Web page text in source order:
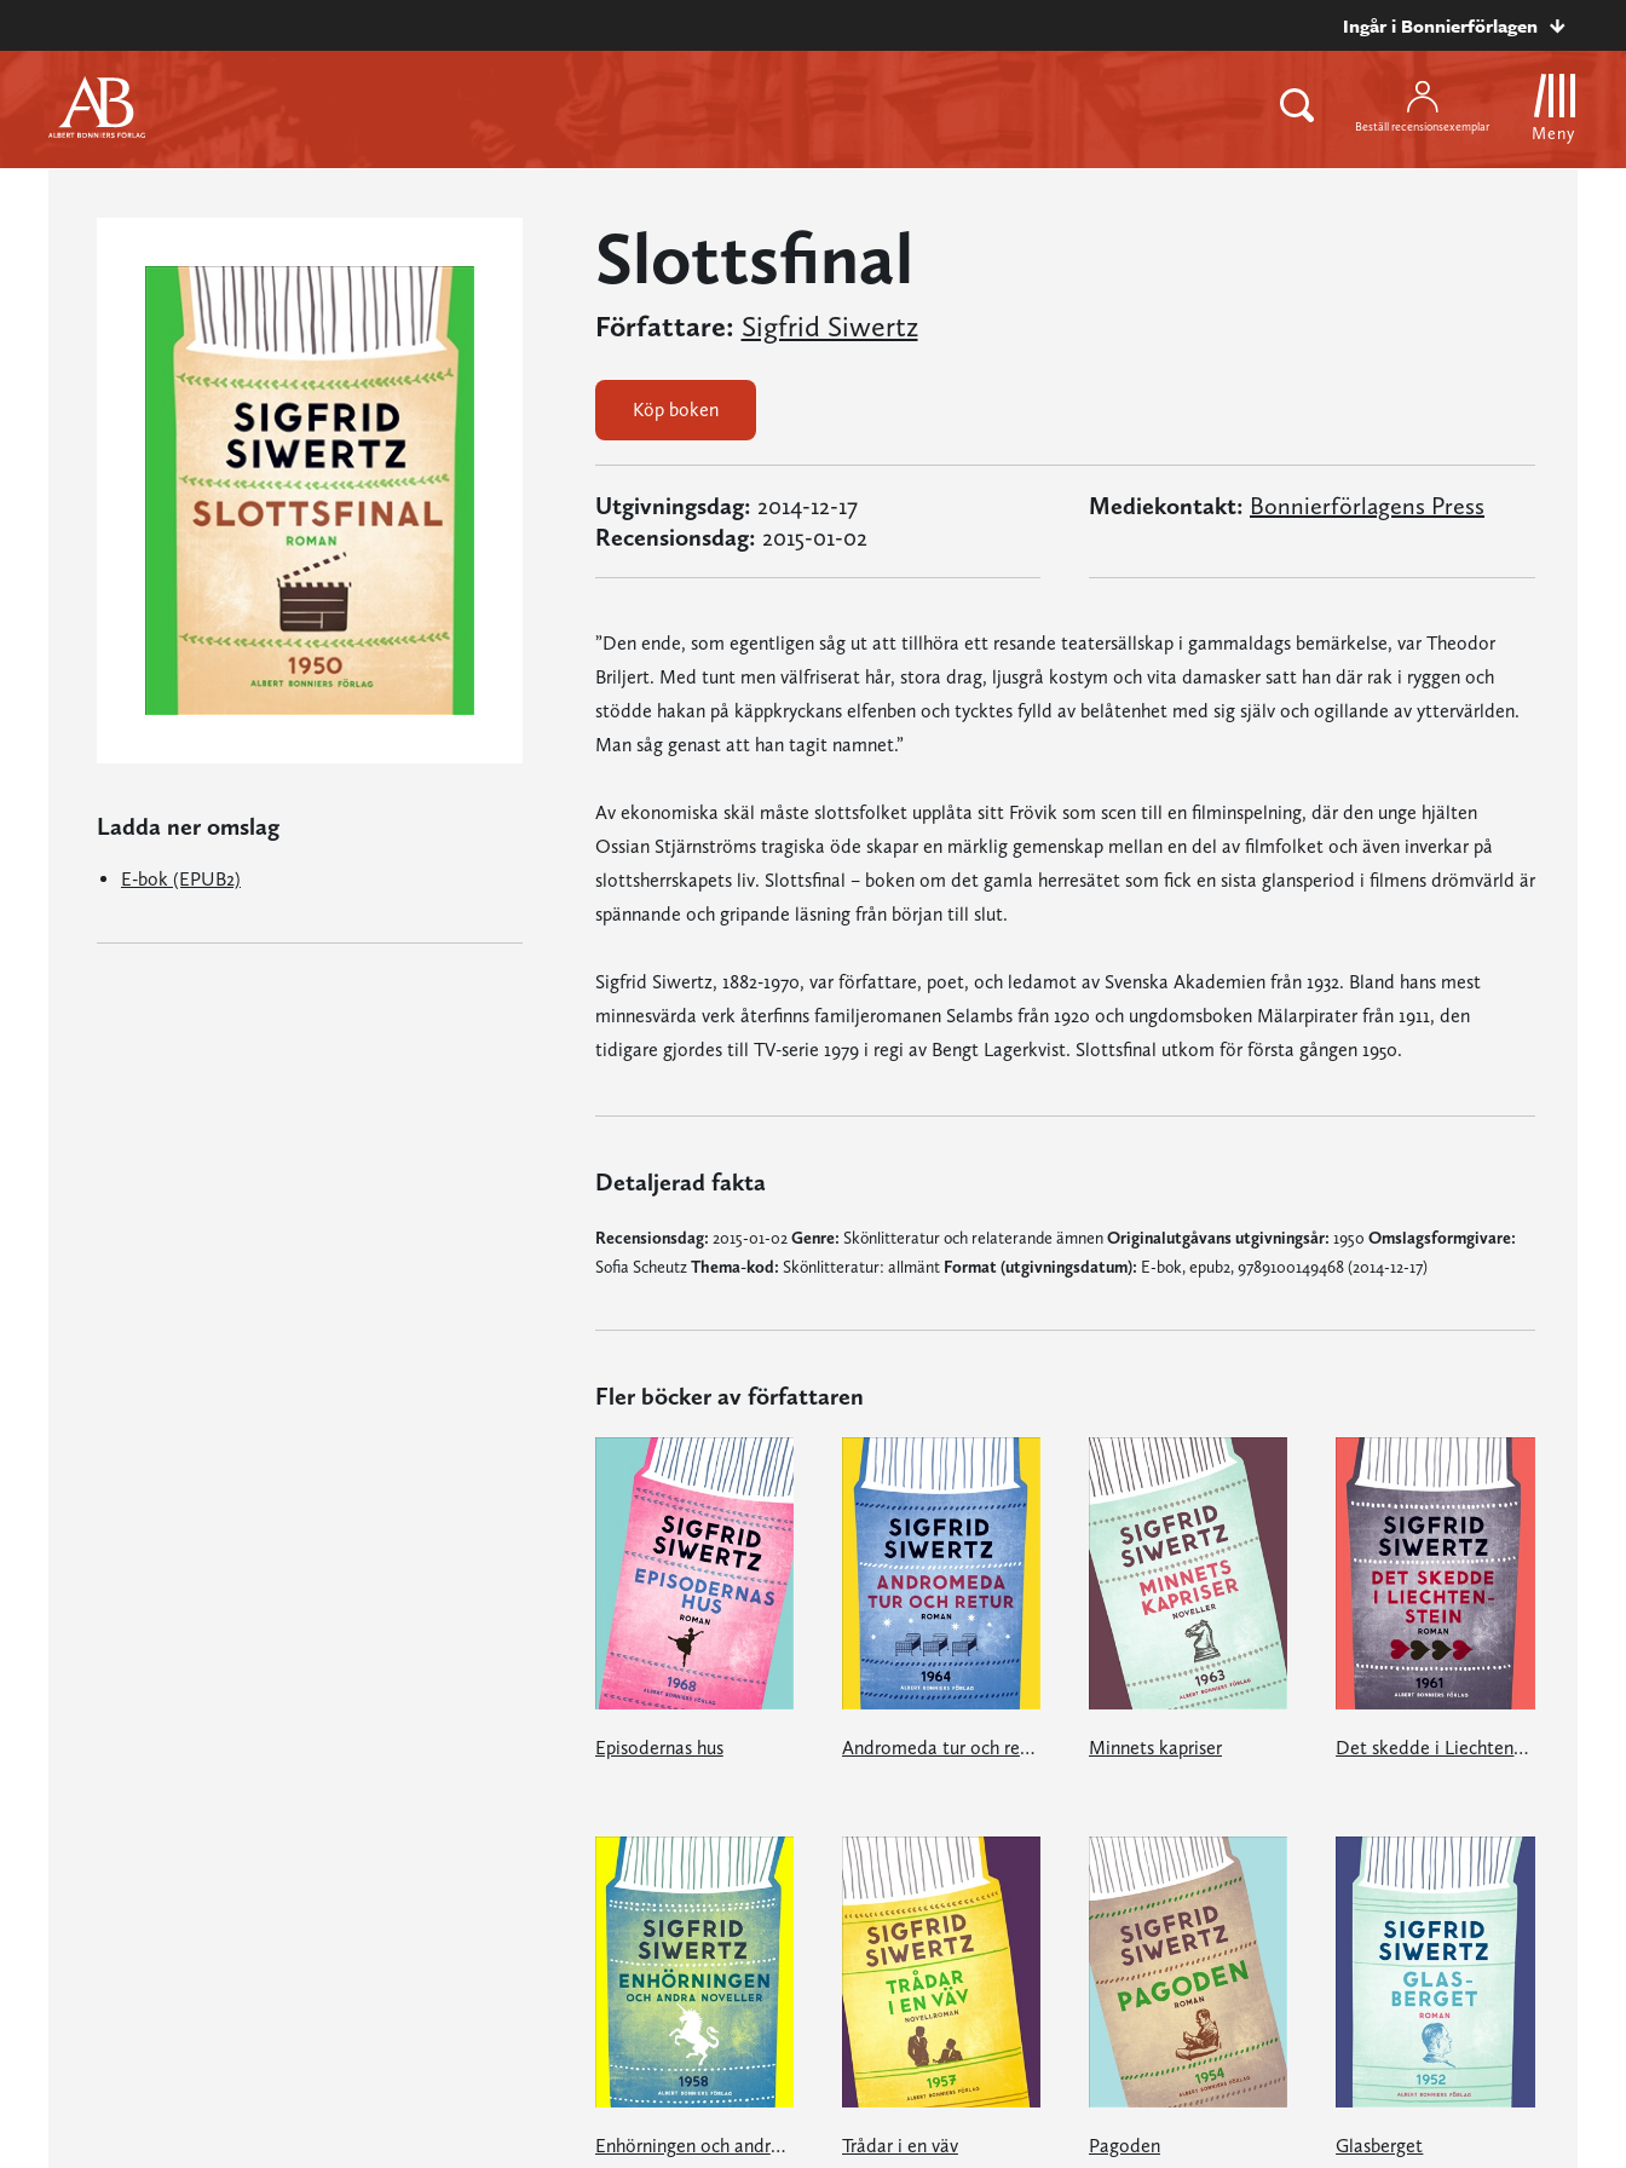
Ingår i Bonnierförlagen
Beställ recensionsexemplar Meny
Ladda ner omslag
E-bok (EPUB2)
Slottsfinal
Författare: Sigfrid Siwertz
Köp boken
Utgivningsdag: 2014-12-17
Recensionsdag: 2015-01-02
Mediekontakt: Bonnierförlagens Press
”Den ende, som egentligen såg ut att tillhöra ett resande teatersällskap i gammaldags bemärkelse, var Theodor
Briljert. Med tunt men välfriserat hår, stora drag, ljusgrå kostym och vita damasker satt han där rak i ryggen och
stödde hakan på käppkryckans elfenben och tycktes fylld av belåtenhet med sig själv och ogillande av yttervärlden.
Man såg genast att han tagit namnet.”
Av ekonomiska skäl måste slottsfolket upplåta sitt Frövik som scen till en filminspelning, där den unge hjälten
Ossian Stjärnströms tragiska öde skapar en märklig gemenskap mellan en del av filmfolket och även inverkar på
slottsherrskapets liv. Slottsfinal – boken om det gamla herresätet som fick en sista glansperiod i filmens drömvärld är
spännande och gripande läsning från början till slut.
Sigfrid Siwertz, 1882-1970, var författare, poet, och ledamot av Svenska Akademien från 1932. Bland hans mest
minnesvärda verk återfinns familjeromanen Selambs från 1920 och ungdomsboken Mälarpirater från 1911, den
tidigare gjordes till TV-serie 1979 i regi av Bengt Lagerkvist. Slottsfinal utkom för första gången 1950.
Detaljerad fakta
Recensionsdag: 2015-01-02 Genre: Skönlitteratur och relaterande ämnenOriginalutgåvans utgivningsår: 1950 Omslagsformgivare:
Sofia ScheutzThema-kod: Skönlitteratur: allmänt Format (utgivningsdatum): E-bok, epub2, 9789100149468 (2014-12-17)
Fler böcker av författaren
Episodernas hus Andromeda tur och retur Minnets kapriser Det skedde i Liechtenstein
Enhörningen och andra noveller Trådar i en väv Pagoden Glasberget